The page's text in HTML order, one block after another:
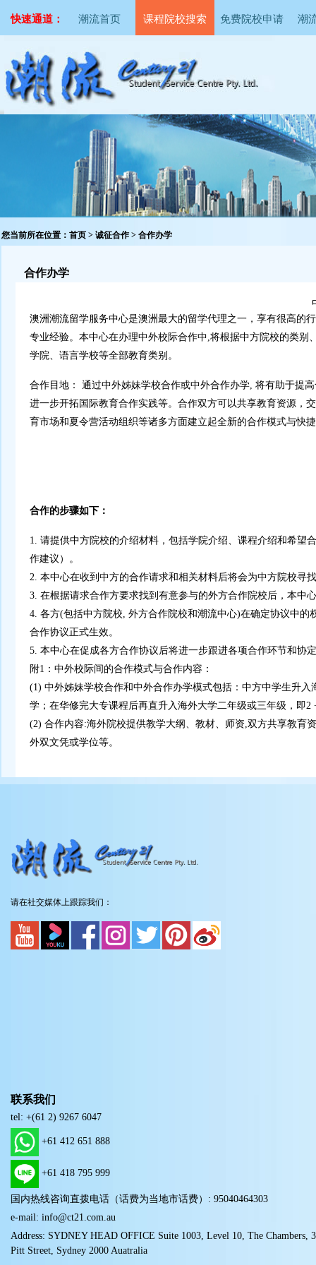
快速通道： 潮流首页 课程院校搜索 免费院校申请 潮
您当前所在位置： 首页 > 诚征合作 > 合作办学
合作办学
澳洲潮流留学服务中心是澳洲最大的留学代理之一，享有很高的
专业经验。本中心在办理中外校际合作中,将根据中方院校的类
学院、语言学校等全部教育类别。
合作目地： 通过中外姊妹学校合作或中外合作办学, 将有助于提
进一步开拓国际教育合作实践等。合作双方可以共享教育资源，
育市场和夏令营活动组织等诸多方面建立起全新的合作模式与快
合作的步骤如下：
1. 请提供中方院校的介绍材料，包括学院介绍、课程介绍和希
作建议）。
2. 本中心在收到中方的合作请求和相关材料后将会为中方院校
3. 在根据请求合作方要求找到有意参与的外方合作院校后，本
4. 各方(包括中方院校, 外方合作院校和潮流中心)在确定协议中
合作协议正式生效。
5. 本中心在促成各方合作协议后将进一步跟进各项合作环节和协
附1：中外校际间的合作模式与合作内容：
(1) 中外姊妹学校合作和中外合作办学模式包括：中方中学生升
学；在华修完大专课程后再直升入海外大学二年级或三年级，即2
(2) 合作内容:海外院校提供教学大纲、教材、师资,双方共享教育
外双文凭或学位等。
请在社交媒体上跟踪我们：
联系我们
tel: +(61 2) 9267 6047
+61 412 651 888
+61 418 795 999
国内热线咨询直拨电话（话费为当地市话费）: 95040464303
e-mail: info@ct21.com.au
Address: SYDNEY HEAD OFFICE Suite 1003, Level 10, The Chambers,
Pitt Street, Sydney 2000 Auatralia